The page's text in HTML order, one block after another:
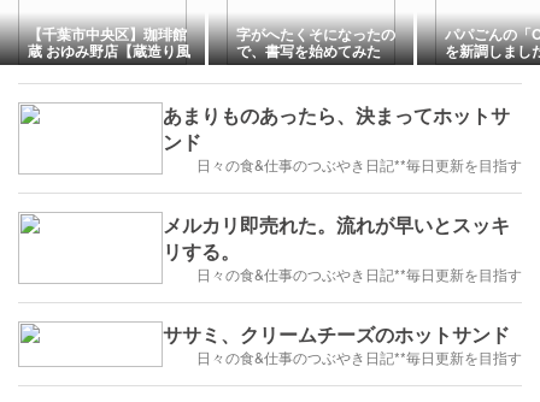
【千葉市中央区】珈琲館
蔵 おゆみ野店【蔵造り風
のカフェ】
字がへたくそになったの
で、書写を始めてみた
パパごんの「
を新調しまし
あまりものあったら、決まってホットサ
ンド
日々の食&仕事のつぶやき日記**毎日更新を目指す
メルカリ即売れた。流れが早いとスッキ
リする。
日々の食&仕事のつぶやき日記**毎日更新を目指す
ササミ、クリームチーズのホットサンド
日々の食&仕事のつぶやき日記**毎日更新を目指す